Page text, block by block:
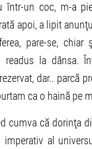
într-un coc, m-a
apoi, a lipit
pare-se, chiar
readus la dânsa.
dar.. parcă
ca o haină pe
cumva că dorinţa
imperativ al